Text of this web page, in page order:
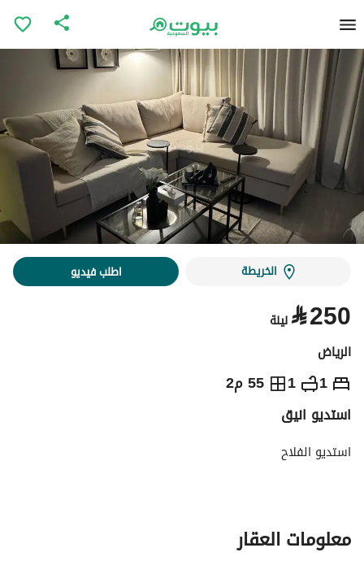
الخريطة اطلب فيديو
⃁250 ليلة
الرياض
1
1 55 م2 ⃁
250 يومياً
السياحة
استديو انيق
استديو الفلاح
معلومات العقار